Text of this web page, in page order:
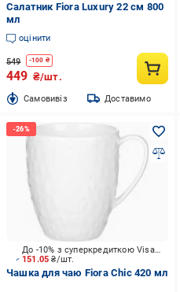
Салатник Fiora Luxury 22 см 800
мл
оцінити
549 -100 ₴
449 ₴/шт.
Cамовивіз Доставимо
151.05₴/шт.
До -10% з суперкредиткою Visa Вигода
Чашка для чаю Fiora Chic 420 мл